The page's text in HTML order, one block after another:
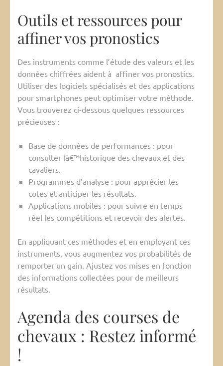
Outils et ressources pour
affiner vos pronostics
Des instruments comme l’étude des valeurs et les
données chiffrées aident à affiner vos pronostics.
Utiliser des logiciels spécialisés et des applications
pour smartphones peut optimiser votre méthode.
Vous trouverez ci-dessous quelques ressources
précieuses :
Base de données de performances : pour
consulter lâ€™historique des chevaux et des
cavaliers.
Programmes d’analyse : pour apprécier les
cotes et anticiper les résultats.
Applications mobiles : pour suivre en temps
réel les compétitions et recevoir des alertes.
En appliquant ces méthodes et en employant ces
instruments, vous augmentez vos probabilités de
remporter un gain. Ajustez vos mises en fonction
des informations collectées pour de meilleurs
résultats.
Agenda des courses de
chevaux : Restez informé
!